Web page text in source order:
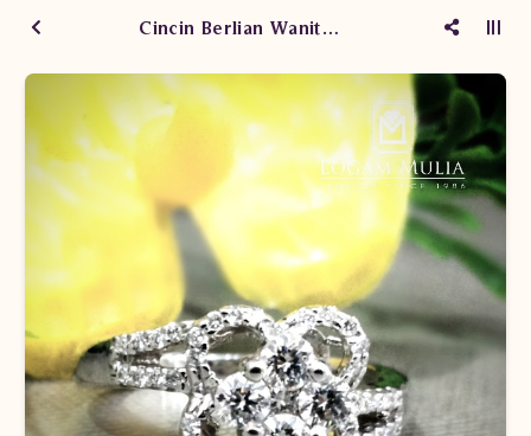
Cincin Berlian Wanita CWS 133/009 sdsd